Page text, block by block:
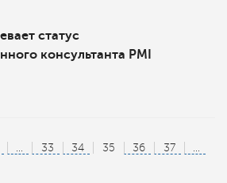
статус
консультанта PMI
... 33 34 35 36 37
...